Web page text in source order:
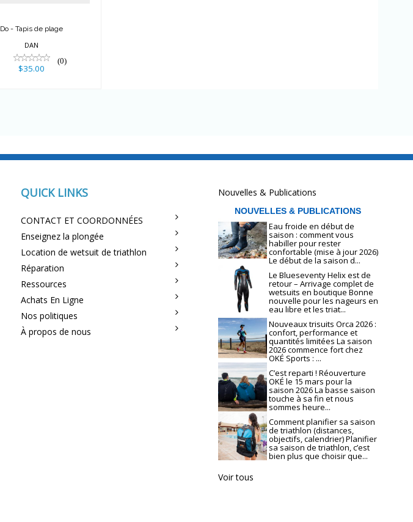
Do - Tapis de plage
DAN
(0)
$35.00
QUICK LINKS
CONTACT ET COORDONNÉES
Enseignez la plongée
Location de wetsuit de triathlon
Réparation
Ressources
Achats En Ligne
Nos politiques
À propos de nous
Nouvelles & Publications
NOUVELLES & PUBLICATIONS
Eau froide en début de
saison : comment vous
habiller pour rester
confortable (mise à jour 2026)
Le début de la saison d...
Le Blueseventy Helix est de
retour – Arrivage complet de
wetsuits en boutique Bonne
nouvelle pour les nageurs en
eau libre et les triat...
Nouveaux trisuits Orca 2026 :
confort, performance et
quantités limitées La saison
2026 commence fort chez
OKÉ Sports : ...
C’est reparti ! Réouverture
OKÉ le 15 mars pour la
saison 2026 La basse saison
touche à sa fin et nous
sommes heure...
Comment planifier sa saison
de triathlon (distances,
objectifs, calendrier) Planifier
sa saison de triathlon, c’est
bien plus que choisir que...
Voir tous